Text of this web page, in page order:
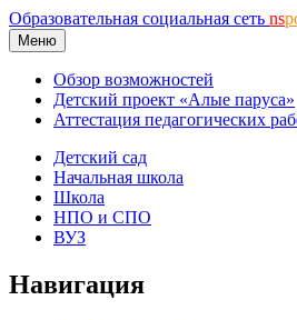
Образовательная социальная сеть ns
Меню
Обзор возможностей
Детский проект «Алые паруса»
Аттестация педагогических
Детский сад
Начальная школа
Школа
НПО и СПО
ВУЗ
Навигация